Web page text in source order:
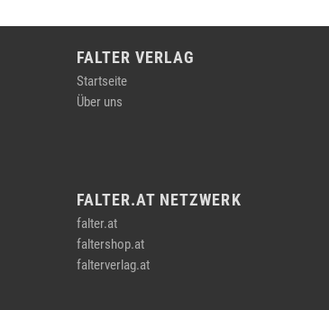
FALTER VERLAG
Startseite
Über uns
FALTER.AT NETZWERK
falter.at
faltershop.at
falterverlag.at